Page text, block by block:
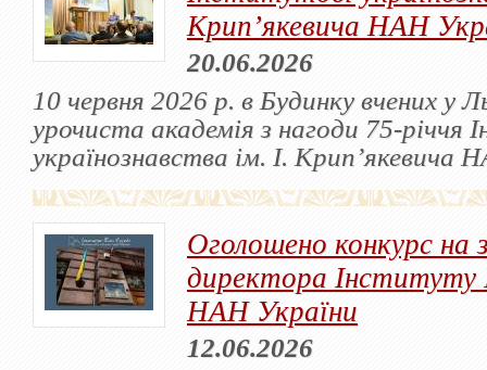
Крип’якевича НАН
20.06.2026
10 червня 2026 р. в Будинку вчених у
урочиста академія з нагоди 75-річчя
українознавства ім. І. Крип’якевича
Оголошено конкурс на
директора Інституту
НАН України
12.06.2026